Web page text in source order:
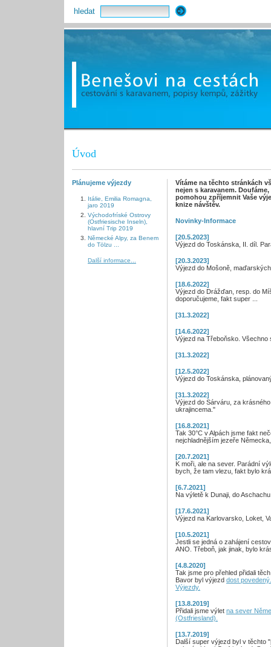
hledat
Úvod
Plánujeme výjezdy
Itálie, Emilia Romagna,
jaro 2019
Východofríské Ostrovy
(Ostfriesische Inseln),
hlavní Trip 2019
Německé Alpy, za Benem
do Tölzu ...
Další informace...
Vítáme na těchto stránkách
nejen s karavanem.
pomohou zpříjemnit Vaše
knize návštěv.
Novinky-Informace
[20.5.2023]
Výjezd do Toskánska, II. díl.
[20.3.2023]
Výjezd do Mošoně,
[18.6.2022]
Výjezd do Drážďan, resp. do
doporučujeme, fakt super ...
[31.3.2022]
[14.6.2022]
Výjezd na Třeboňsko. Všechno
[31.3.2022]
[12.5.2022]
Výjezd do Toskánska,
[31.3.2022]
Výjezd do Sárváru, za
ukrajincema."
[16.8.2021]
Tak 30°C v Alpách jsme fakt
nejchladnějším jezeře
[20.7.2021]
K moři, ale na sever. Parádní
bych, že tam vlezu, fakt bylo
[6.7.2021]
Na výletě k Dunaji, do
[17.6.2021]
Výjezd na Karlovarsko, Loket,
[10.5.2021]
Jestli se jedná o zahájení
ANO. Třeboň, jak jinak, bylo
[4.8.2020]
Tak jsme pro přehled přidali
Bavor byl výjezd dost
Výjezdy.
[13.8.2019]
Přidali jsme výlet na sever
(Ostfriesland).
[13.7.2019]
Další super výjezd byl v těchto